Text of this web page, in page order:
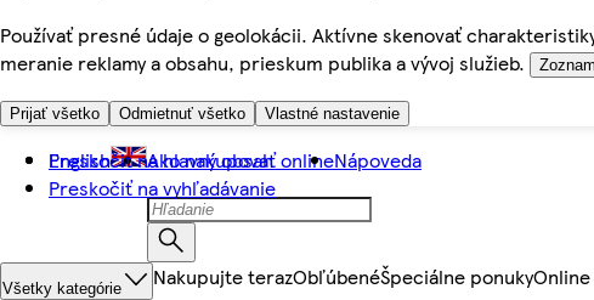
Používať presné údaje o geolokácii. Aktívne skenovať
meranie reklamy a obsahu, prieskum publika a vývoj služieb.
Prijať všetko Odmietnuť všetko Vlastné nastavenie
Preskočiť na hlavný obsah
Preskočiť na vyhľadávanie
English Ako nakupovať onlineNápoveda
Všetky kategórie Nakupujte terazObľúbenéŠpeciálne ponuky